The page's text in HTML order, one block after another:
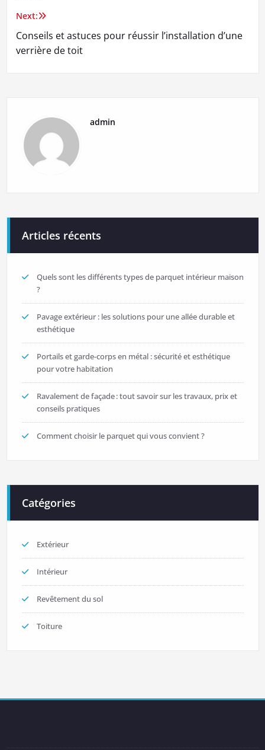
l’article
Next:
Conseils et astuces pour réussir l’installation d’une
verrière de toit
admin
Articles récents
Quels sont les différents types de parquet intérieur maison
?
Pavage extérieur : les solutions pour une allée durable et
esthétique
Portails et garde-corps en métal : sécurité et esthétique
pour votre habitation
Ravalement de façade : tout savoir sur les travaux, prix et
conseils pratiques
Comment choisir le parquet qui vous convient ?
Catégories
Extérieur
Intérieur
Revêtement du sol
Toiture